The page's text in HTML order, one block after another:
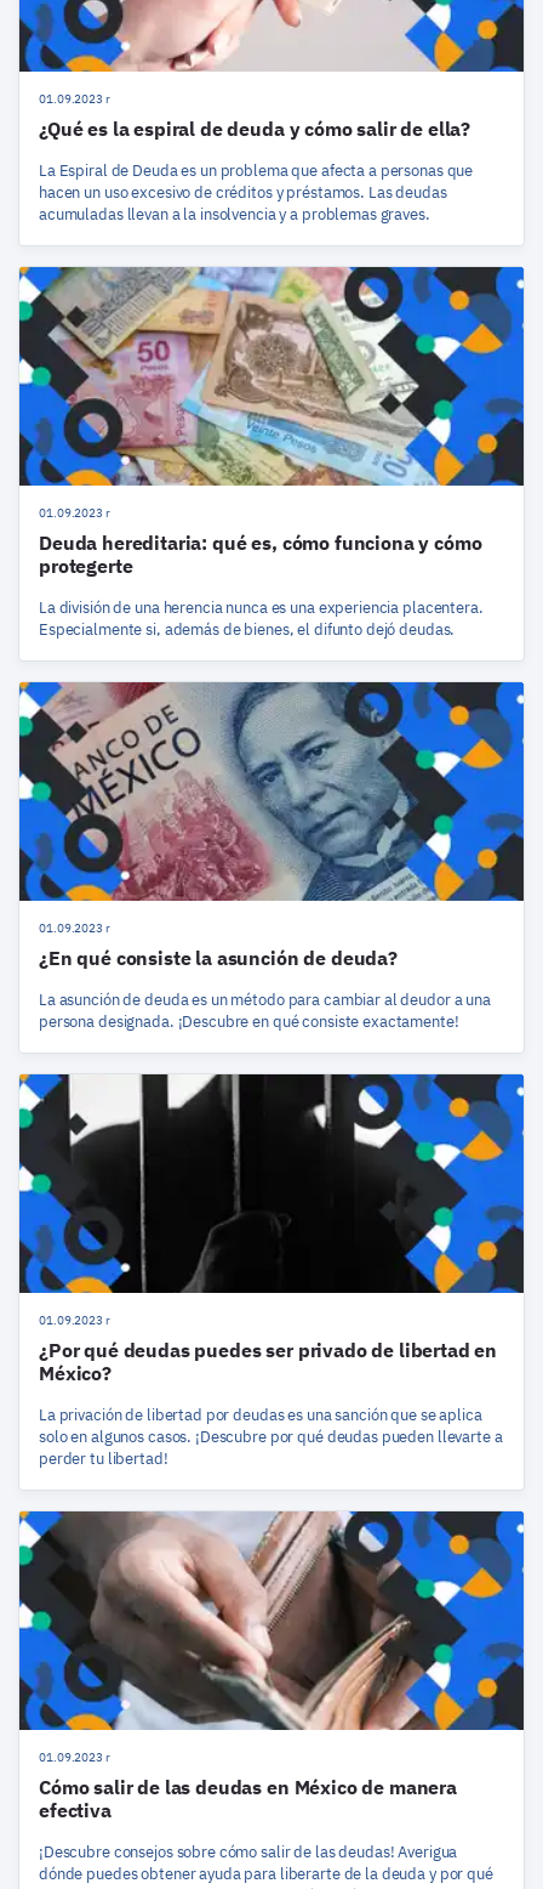
01.09.2023 r
¿Qué es la espiral de deuda y cómo salir de ella?
La Espiral de Deuda es un problema que afecta a personas que
hacen un uso excesivo de créditos y préstamos. Las deudas
acumuladas llevan a la insolvencia y a problemas graves.
01.09.2023 r
Deuda hereditaria: qué es, cómo funciona y cómo
protegerte
La división de una herencia nunca es una experiencia placentera.
Especialmente si, además de bienes, el difunto dejó deudas.
01.09.2023 r
¿En qué consiste la asunción de deuda?
La asunción de deuda es un método para cambiar al deudor a una
persona designada. ¡Descubre en qué consiste exactamente!
01.09.2023 r
¿Por qué deudas puedes ser privado de libertad en
México?
La privación de libertad por deudas es una sanción que se aplica
solo en algunos casos. ¡Descubre por qué deudas pueden llevarte a
perder tu libertad!
01.09.2023 r
Cómo salir de las deudas en México de manera
efectiva
¡Descubre consejos sobre cómo salir de las deudas! Averigua
dónde puedes obtener ayuda para liberarte de la deuda y por qué